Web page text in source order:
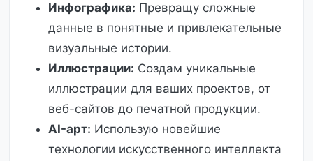
Инфографика: Превращу сложные
данные в понятные и привлекательные
визуальные истории.
Иллюстрации: Создам уникальные
иллюстрации для ваших проектов, от
веб-сайтов до печатной продукции.
AI-арт: Использую новейшие
технологии искусственного интеллекта